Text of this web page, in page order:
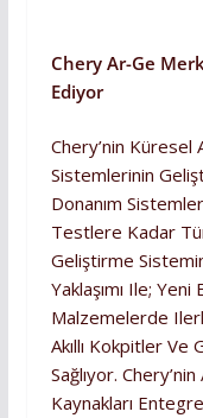
Chery Ar-Ge
Ediyor
Chery’nin Küresel
Sistemlerinin
Donanım
Testlere Kadar
Geliştirme
Yaklaşımı Ile;
Malzemelerde
Akıllı Kokpitler Ve
Sağlıyor.
Kaynakları